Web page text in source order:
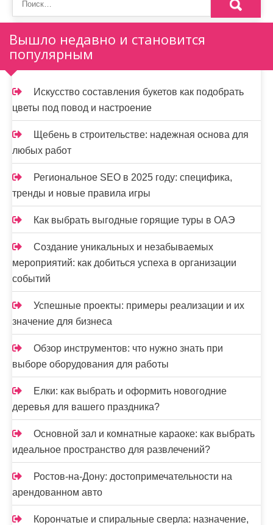
Вышло недавно и становится
популярным
Искусство составления букетов как подобрать
цветы под повод и настроение
Щебень в строительстве: надежная основа для
любых работ
Региональное SEO в 2025 году: специфика,
тренды и новые правила игры
Как выбрать выгодные горящие туры в ОАЭ
Создание уникальных и незабываемых
мероприятий: как добиться успеха в организации
событий
Успешные проекты: примеры реализации и их
значение для бизнеса
Обзор инструментов: что нужно знать при
выборе оборудования для работы
Елки: как выбрать и оформить новогодние
деревья для вашего праздника?
Основной зал и комнатные караоке: как выбрать
идеальное пространство для развлечений?
Ростов-на-Дону: достопримечательности на
арендованном авто
Корончатые и спиральные сверла: назначение,